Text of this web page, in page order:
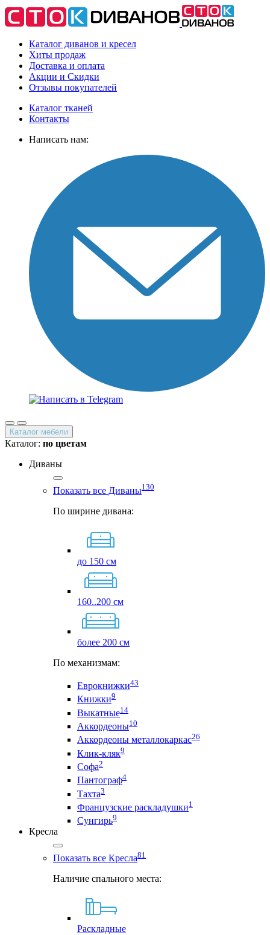
Каталог диванов и кресел
Хиты продаж
Доставка и оплата
Акции и Скидки
Отзывы покупателей
Каталог тканей
Контакты
Написать нам:
Каталог мебели
Каталог: по цветам
Диваны
Показать все Диваны130
По ширине дивана:
до 150 см
160..200 см
более 200 см
По механизмам:
Еврокнижки43
Книжки9
Выкатные14
Аккордеоны10
Аккордеоны металлокаркас26
Клик-кляк9
Софа2
Пантограф4
Тахта3
Французские раскладушки1
Сунгирь9
Кресла
Показать все Кресла81
Наличие спального места:
Раскладные